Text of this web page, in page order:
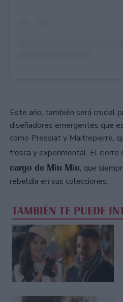
Este año, también será crucial
diseñadores emergentes que
como Pressiat y Maitrepierre,
fresca y experimental. El cierre
cargo de Miu Miu, que
rebeldía en sus colecciones.
TAMBIÉN TE PUEDE